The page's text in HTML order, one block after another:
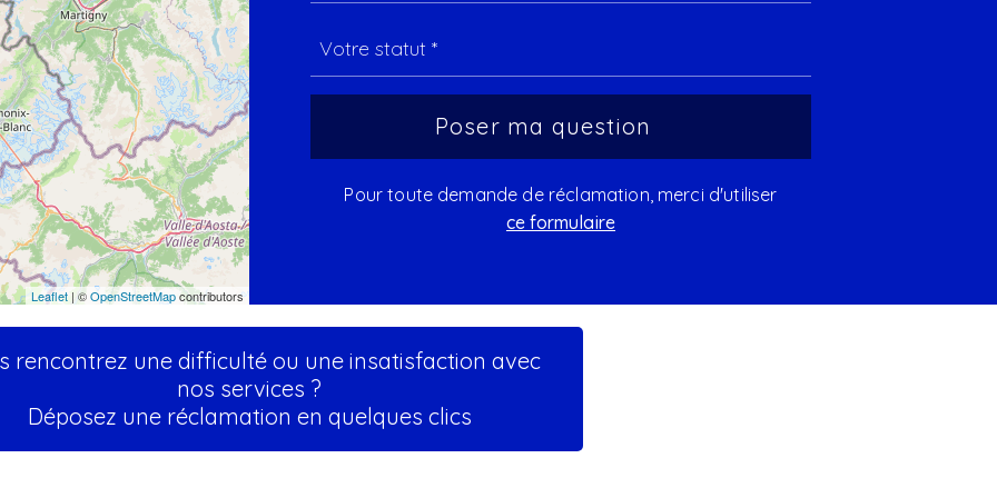
Leaflet | ©OpenStreetMapcontributors
Pour toute demande de réclamation, merci d'utiliser
ce formulaire
rencontrez une difficulté ou une insatisfaction avec
nos services ?
Déposez une réclamation en quelques clics